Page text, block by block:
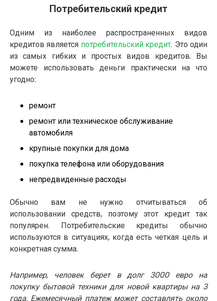
Потребительский кредит
Одним из наиболее распространенных видов
кредитов является потребительский кредит. Это один
из самых гибких и простых видов кредитов. Вы
можете использовать деньги практически на что
угодно:
ремонт
ремонт или техническое обслуживание
автомобиля
крупные покупки для дома
покупка телефона или оборудования
непредвиденные расходы
Обычно вам не нужно отчитываться об
использовании средств, поэтому этот кредит так
популярен. Потребительские кредиты обычно
используются в ситуациях, когда есть четкая цель и
конкретная сумма.
Например, человек берет в долг 3000 евро на
покупку бытовой техники для новой квартиры на 3
года. Ежемесячный платеж может составлять около